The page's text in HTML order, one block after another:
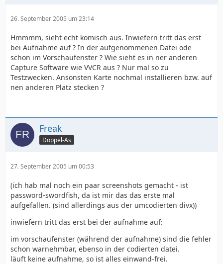
26. September 2005 um 23:14
Hmmmm, sieht echt komisch aus. Inwiefern tritt das erst
bei Aufnahme auf ? In der aufgenommenen Datei ode
schon im Vorschaufenster ? Wie sieht es in ner anderen
Capture Software wie VVCR aus ? Nur mal so zu
Testzwecken. Ansonsten Karte nochmal installieren bzw. auf
nen anderen Platz stecken ?
Freak
Doppel-As
27. September 2005 um 00:53
(ich hab mal noch ein paar screenshots gemacht - ist
password-swordfish, da ist mir das das erste mal
aufgefallen. (sind allerdings aus der umcodierten divx))
inwiefern tritt das erst bei der aufnahme auf:
im vorschaufenster (während der aufnahme) sind die fehler
schon warnehmbar, ebenso in der codierten datei.
läuft keine aufnahme, so ist alles einwand-frei.